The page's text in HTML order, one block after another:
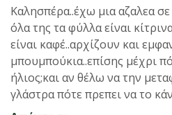
Καλησπέρα..έχω μια αζαλεα
όλα της τα φύλλα είναι
είναι καφέ..αρχίζουν και
μπουμπούκια..επίσης μέχρι
ήλιος;και αν θέλω να την
γλάστρα πότε πρεπει να το